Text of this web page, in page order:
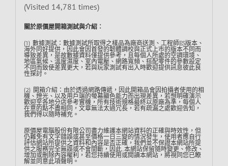
(Visited 14,781 times)
關於原價屋開箱測試與介紹︰
(1) 數據測試：數據測試所取得之樣品為廠商送測、工程師ES版本、
海外同好提供，因此會因首發的韌體調校與正式上市的版本不同而
導致差異，是故數據資料僅提供參考，且每個人所處的空調環境、
地區氣候、溫度濕度、室內電壓、網路寬頻、搭配零件的參數設定
不同而致使差異更大，若與玩家測試有出入時歡迎提供訊息彼此良
性探討。
(2) 開箱介紹：由於透過網路傳遞，因此開箱品會因拍攝者使用的相
機、燈光、以及用戶端的螢幕顯色能力而出現差異，若想明確演示
歡迎至各地分店參考實機，所有技術規格最終以原廠為準，每個人
在意的點不盡相同，文章無法太過冗長，若有疏漏之處歡迎告知，
我們得以隨時補充。
原價屋電腦股份有限公司盡力維護本網站資料的正確與時效性，但
仍難免有文字錯誤或甚至價格一日三變的情況發生，使用者應自行
評估網站所提供之資料和內容是否正確，我們並不保證本網站所提
供之服務完全無誤或不會間斷，因此…本網站保留隨時變更、修改、
增加或刪除內容權利，若您持續使用或閱讀本網站，將視同您已瞭
解並同意此項聲明。